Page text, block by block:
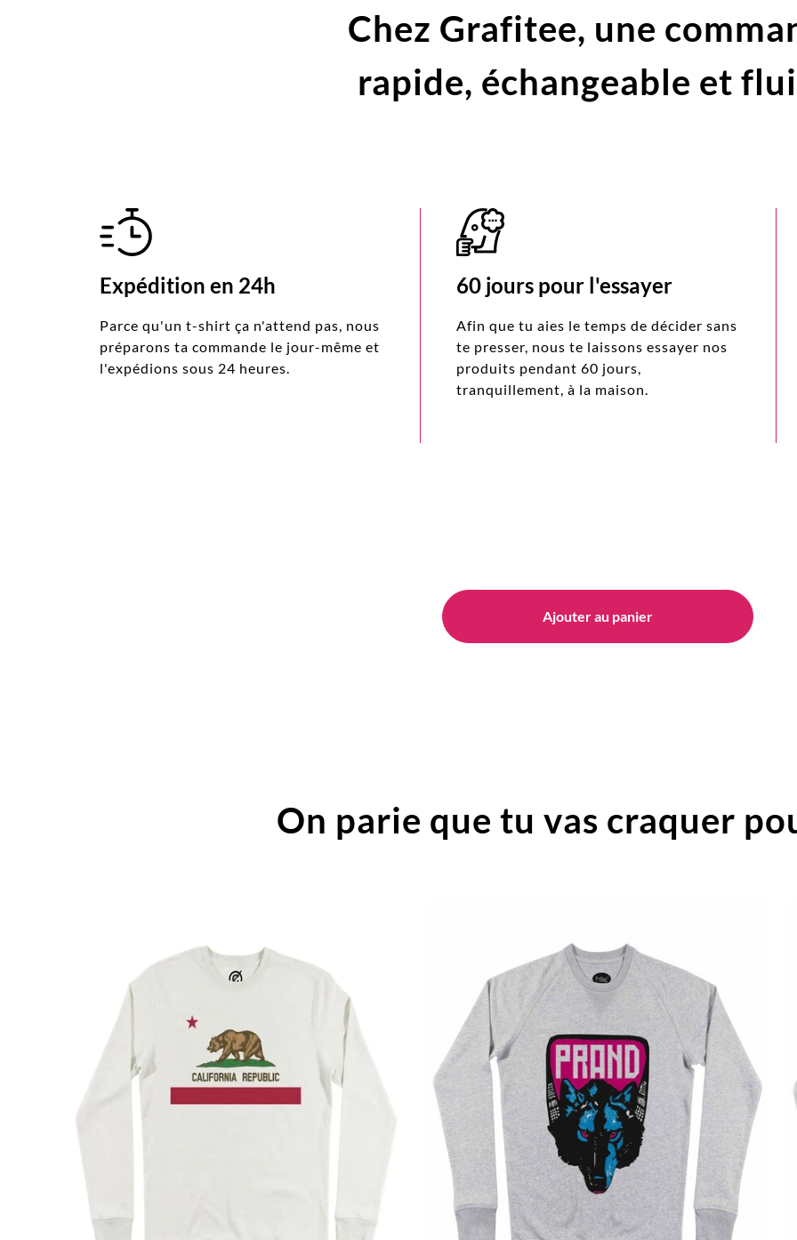
Chez Grafitee, une
rapide, échangeable et
Expédition en 24h
Parce qu'un t-shirt ça n'attend pas, nous
préparons ta commande le jour-même et
l'expédions sous 24 heures.
60 jours pour l'essayer
Afin que tu aies le temps de décider sans
te presser, nous te laissons essayer nos
produits pendant 60 jours,
tranquillement, à la maison.
Ajouter au panier
On parie que tu vas craquer